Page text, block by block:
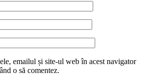
emailul și site-ul web în acest navigator
o să comentez.